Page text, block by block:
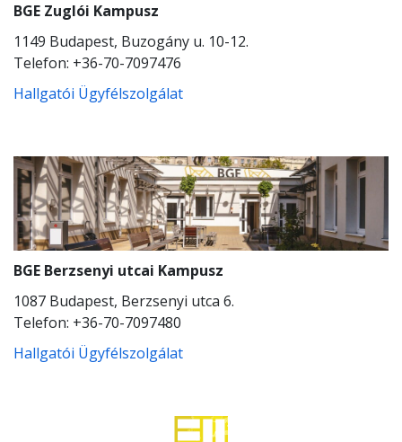
BGE Zuglói Kampusz
1149 Budapest, Buzogány u. 10-12.
Telefon: +36-70-7097476
Hallgatói Ügyfélszolgálat
BGE Berzsenyi utcai Kampusz
1087 Budapest, Berzsenyi utca 6.
Telefon: +36-70-7097480
Hallgatói Ügyfélszolgálat